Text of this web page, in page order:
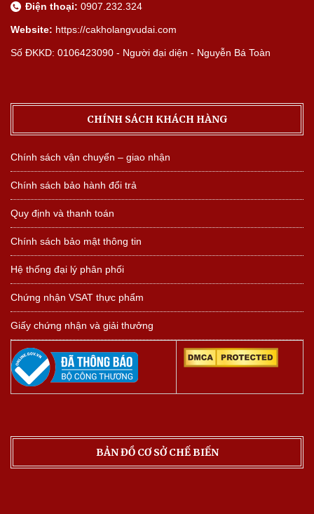
Điện thoại: 0907.232.324
Website: https://cakholangvudai.com
Số ĐKKD: 0106423090 - Người đại diện - Nguyễn Bá Toàn
CHÍNH SÁCH KHÁCH HÀNG
Chính sách vận chuyển – giao nhận
Chính sách bảo hành đổi trả
Quy định và thanh toán
Chính sách bảo mật thông tin
Hệ thống đại lý phân phối
Chứng nhận VSAT thực phẩm
Giấy chứng nhận và giải thưởng
BẢN ĐỒ CƠ SỞ CHẾ BIẾN